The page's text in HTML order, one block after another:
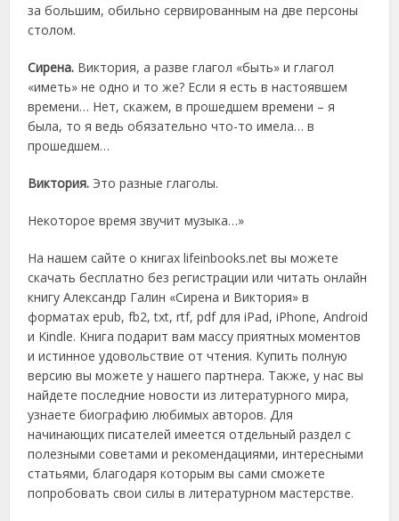
за большим, обильно сервированным на две персоны
столом.
Сирена. Виктория, а разве глагол «быть» и глагол
«иметь» не одно и то же? Если я есть в настоявшем
времени… Нет, скажем, в прошедшем времени – я
была, то я ведь обязательно что-то имела… в
прошедшем…
Виктория. Это разные глаголы.
Некоторое время звучит музыка…»
На нашем сайте о книгах lifeinbooks.net вы можете
скачать бесплатно без регистрации или читать онлайн
книгу Александр Галин «Сирена и Виктория» в
форматах epub, fb2, txt, rtf, pdf для iPad, iPhone, Android
и Kindle. Книга подарит вам массу приятных моментов
и истинное удовольствие от чтения. Купить полную
версию вы можете у нашего партнера. Также, у нас вы
найдете последние новости из литературного мира,
узнаете биографию любимых авторов. Для
начинающих писателей имеется отдельный раздел с
полезными советами и рекомендациями, интересными
статьями, благодаря которым вы сами сможете
попробовать свои силы в литературном мастерстве.